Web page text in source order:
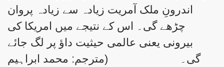
اندرونِ ملک آمریت زیادہ سے زیادہ پروان
چڑھے گی۔ اس کے نتیجے میں امریکا کی
بیرونی یعنی عالمی حیثیت داؤ پر لگ جائے
گی۔ (مترجم: محمد ابراہیم